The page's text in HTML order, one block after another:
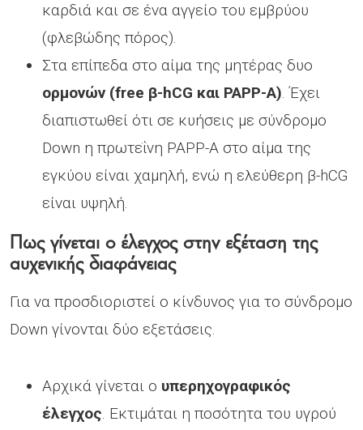
καρδιά και σε ένα αγγείο του εμβρύου
(φλεβώδης πόρος).
Στα επίπεδα στο αίμα της μητέρας δυο
ορμονών (free β-hCG και PAPP-A). Έχει
διαπιστωθεί ότι σε κυήσεις με σύνδρομο
Down η πρωτεΐνη PAPP-A στο αίμα της
εγκύου είναι χαμηλή, ενώ η ελεύθερη β-hCG
είναι υψηλή.
Πως γίνεται ο έλεγχος στην εξέταση της
αυχενικής διαφάνειας
Για να προσδιοριστεί ο κίνδυνος για το σύνδρομο
Down γίνονται δύο εξετάσεις.
Αρχικά γίνεται ο υπερηχογραφικός
έλεγχος . Εκτιμάται η ποσότητα του υγρού